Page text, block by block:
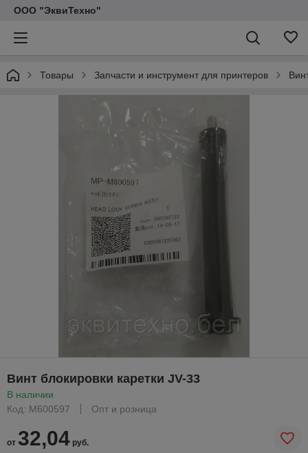
ООО "ЭквиТехно"
Товары Запчасти и инструмент для принтеров
Винт блокировки каретки JV-33
В наличии
Код: M600597
Опт и розница
от 32,04 руб.